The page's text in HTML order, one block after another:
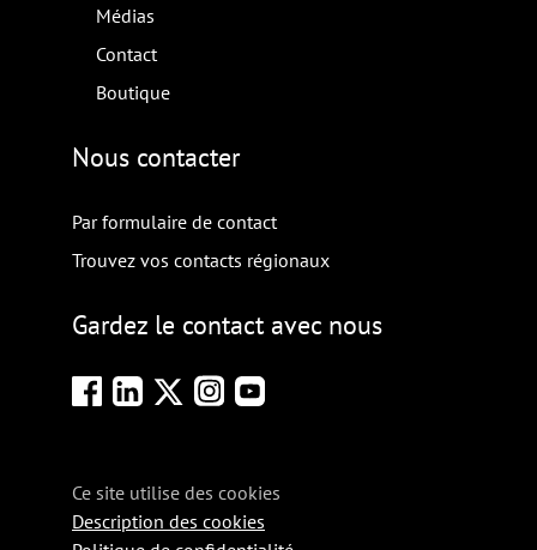
Médias
Contact
Boutique
Nous contacter
Par formulaire de contact
Trouvez vos contacts régionaux
Gardez le contact avec nous
Ce site utilise des cookies
Description des cookies